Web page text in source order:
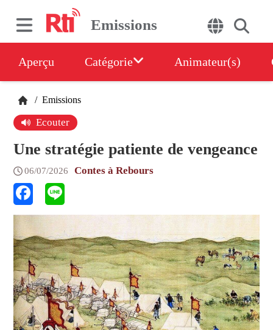
Emissions
Aperçu Catégorie Animateur(s)
/ Emissions
Ecouter
Une stratégie patiente de vengeance
06/07/2026 Contes à Rebours